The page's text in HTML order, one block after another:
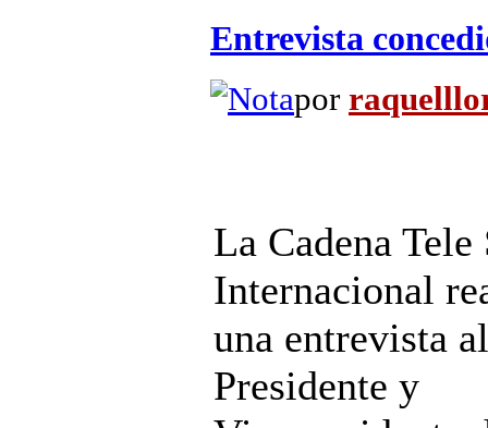
Entrevista
por
La Cadena Tele
Internacional
una entrevista al
Presidente y